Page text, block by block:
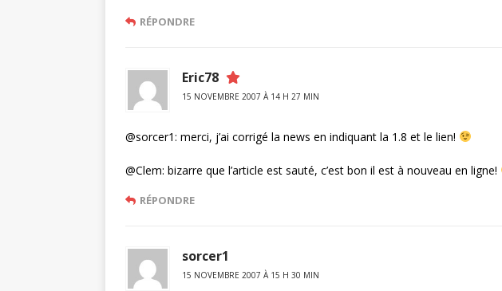
RÉPONDRE
Eric78
15 NOVEMBRE 2007 À 14 H 27 MIN
@sorcer1: merci, j’ai corrigé la news en indiquant la 1.8 et le lien!
@Clem: bizarre que l’article est sauté, c’est bon il est à nouveau en ligne!
RÉPONDRE
sorcer1
15 NOVEMBRE 2007 À 15 H 30 MIN